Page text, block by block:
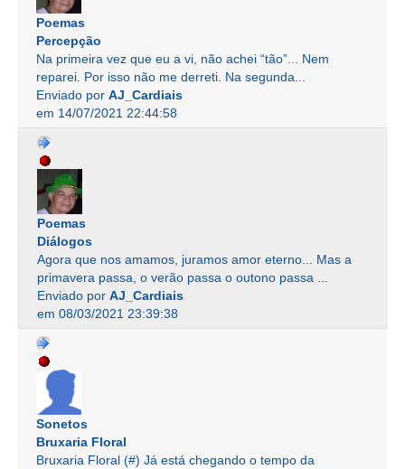
Poemas
Percepção
Na primeira vez que eu a vi, não achei “tão”... Nem
reparei. Por isso não me derreti. Na segunda...
Enviado por AJ_Cardiais
em 14/07/2021 22:44:58
Poemas
Diálogos
Agora que nos amamos, juramos amor eterno... Mas a
primavera passa, o verão passa o outono passa ...
Enviado por AJ_Cardiais
em 08/03/2021 23:39:38
Sonetos
Bruxaria Floral
Bruxaria Floral (#) Já está chegando o tempo da